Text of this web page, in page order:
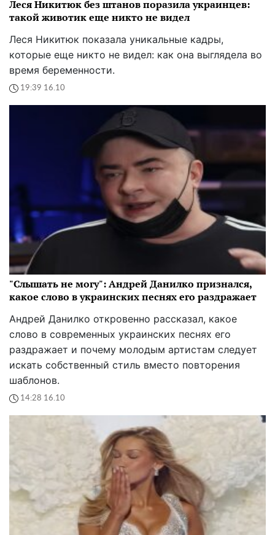
Леся Никитюк без штанов поразила украинцев:
такой животик еще никто не видел
Леся Никитюк показала уникальные кадры,
которые еще никто не видел: как она выглядела во
время беременности.
19:39 16.10
"Слышать не могу": Андрей Данилко признался,
какое слово в украинских песнях его раздражает
Андрей Данилко откровенно рассказал, какое
слово в современных украинских песнях его
раздражает и почему молодым артистам следует
искать собственный стиль вместо повторения
шаблонов.
14:28 16.10